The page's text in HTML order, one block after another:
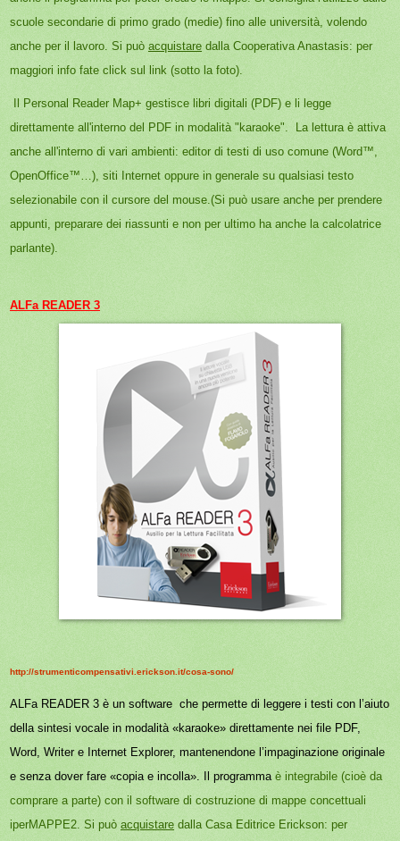
scuole secondarie di primo grado (medie) fino alle università, volendo
anche per il lavoro. Si può acquistare dalla Cooperativa Anastasis: per
maggiori info fate click sul link (sotto la foto).
Il Personal Reader Map+ gestisce libri digitali (PDF) e li legge
direttamente all'interno del PDF in modalità "karaoke". La lettura è attiva
anche all'interno di vari ambienti: editor di testi di uso comune (Word™,
OpenOffice™…), siti Internet oppure in generale su qualsiasi testo
selezionabile con il cursore del mouse.(Si può usare anche per prendere
appunti, preparare dei riassunti e non per ultimo ha anche la calcolatrice
parlante).
ALFa READER 3
http://strumenticompensativi.erickson.it/cosa-sono/
ALFa READER 3 è un software che permette di leggere i testi con l’aiuto
della sintesi vocale in modalità «karaoke» direttamente nei file PDF,
Word, Writer e Internet Explorer, mantenendone l’impaginazione originale
e senza dover fare «copia e incolla». Il programmaè integrabile (cioè da
comprare a parte) con il software di costruzione di mappe concettuali
iperMAPPE2. Si può acquistare dalla Casa Editrice Erickson: per